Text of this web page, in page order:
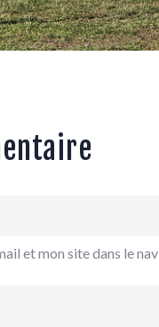
et mon site dans le